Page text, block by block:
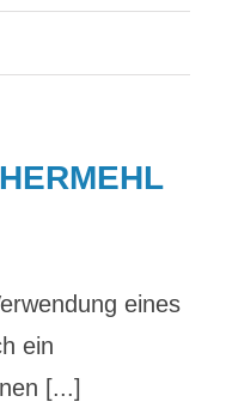
eines
ein
[...]